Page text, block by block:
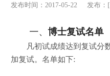
发布时间：2017-05-22 发布
一、 博士复试名单
凡初试成绩达到复试分数
加复试。名单如下: